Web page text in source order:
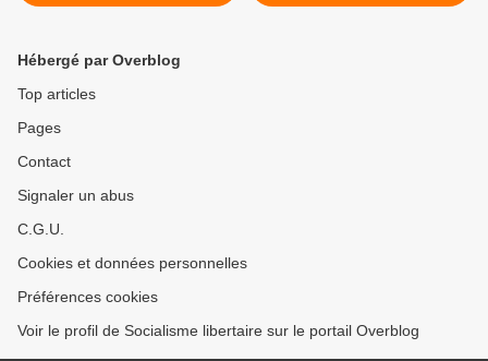
Hébergé par Overblog
Top articles
Pages
Contact
Signaler un abus
C.G.U.
Cookies et données personnelles
Préférences cookies
Voir le profil de Socialisme libertaire sur le portail Overblog